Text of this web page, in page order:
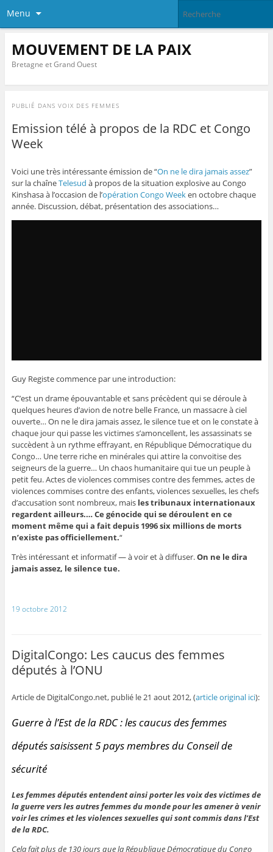
Menu
MOUVEMENT DE LA PAIX
Bretagne et Grand Ouest
PUBLIÉ DANS VOIX DES FEMMES
Emission télé à propos de la RDC et Congo
Week
Voici une très intéressante émission de “On ne le dira jamais assez”
sur la chaîneTelesud à propos de la situation explosive au Congo
Kinshasa à l’occasion de l’opération Congo Weeken octobre chaque
année. Discussion, débat, présentation des associations…
Guy Registe commence par une introduction:
“C’est un drame épouvantable et sans précèdent qui se déroule à
quelques heures d’avion de notre belle France, un massacre à ciel
ouverte… On ne le dira jamais assez, le silence tue et on le constate à
chaque jour qui passe les victimes s’amoncellent, les assassinats se
succèdent à un rythme effrayant, en République Démocratique du
Congo… Une terre riche en minérales qui attire la convoitise des
seigneurs de la guerre… Un chaos humanitaire qui tue un peuple à
petit feu. Actes de violences commises contre des femmes, actes de
violences commises contre des enfants, violences sexuelles, les chefs
d’accusation sont nombreux, mais les tribunaux internationaux
regardent ailleurs.… Ce génocide qui se déroulent en ce
moment même qui a fait depuis 1996 six millions de morts
n’existe pas officiellement.“
Très intéressant et informatif — à voir et à diffuser.On ne le dira
jamais assez, le silence tue.
19 octobre 2012
DigitalCongo: Les caucus des femmes
députés à l’ONU
Article de DigitalCongo.net, publié le 21 aout 2012, (article original ici):
Guerre à l’Est de la RDC : les caucus des femmes
députés saisissent 5 pays membres du Conseil de
sécurité
Les femmes députés entendent ainsi porter les voix des victimes de
la guerre vers les autres femmes du monde pour les amener à venir
voir les crimes et les violences sexuelles qui sont commis dans l’Est
de la RDC.
Cela fait plus de 130 jours que la République Démocratique du Congo